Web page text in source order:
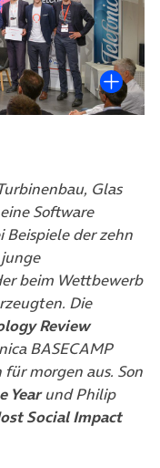
Glas
Software
der zehn
beim Wettbewerb
Die
Review
Tab)
BASECAMP
morgen aus. Son
Yearund Philip
Social Impact